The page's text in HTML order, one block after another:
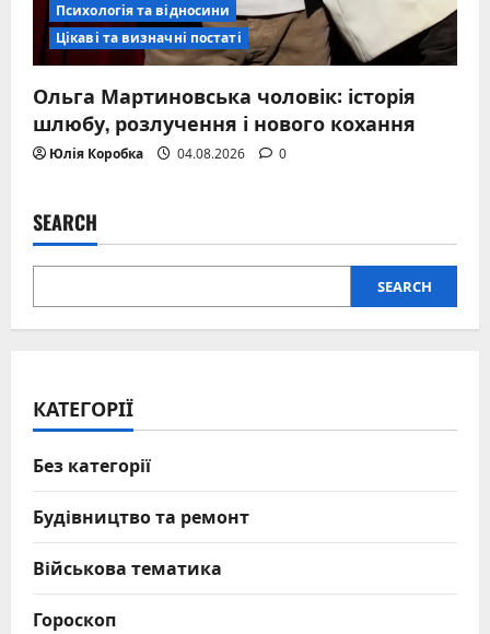
Психологія та відносини
Цікаві та визначні постаті
Ольга Мартиновська чоловік: історія
шлюбу, розлучення і нового кохання
Юлія Коробка 04.08.2026 0
SEARCH
SEARCH
КАТЕГОРІЇ
Без категорії
Будівництво та ремонт
Військова тематика
Гороскоп